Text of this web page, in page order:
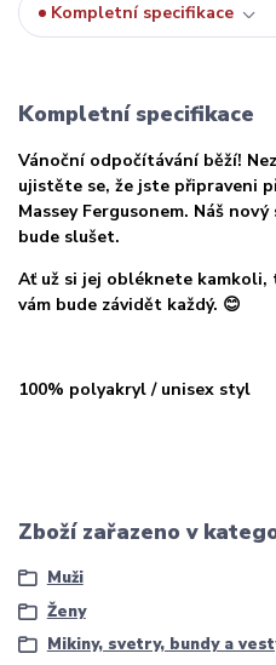
Kompletní specifikace
Kompletní specifikace
Vánoční odpočítávání běží!
ujistěte se, že jste připraveni
Massey Fergusonem. Náš
bude slušet.
Ať už si jej obléknete
vám bude závidět každý. 😊
100% polyakryl / unisex styl
Zboží zařazeno v
Muži
Ženy
Mikiny, svetry, bundy a